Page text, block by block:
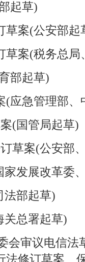
起草)
草案(公安部起
草案(税务总局
部起草)
(应急管理部、
(国管局起草)
草案(公安部
家发展改革委
法部起草)
关总署起草)
会审议电信法
法修订草案、